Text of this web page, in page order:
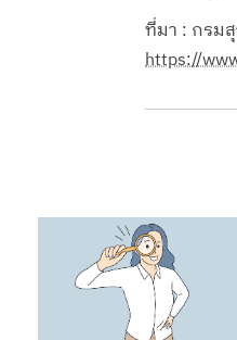
ที่มา : กรม
https://